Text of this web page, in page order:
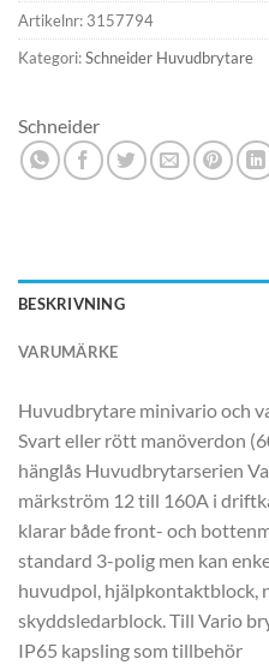
Artikelnr: 3157794
Kategori:Schneider Huvudbrytare
Schneider
BESKRIVNING
VARUMÄRKE
Huvudbrytare minivario och
Svart eller rött manöverdon
hänglås Huvudbrytarserien
märkström 12 till 160A i
klarar både front- och
standard 3-polig men kan
huvudpol, hjälpkontaktblock,
skyddsledarblock. Till Vario
IP65 kapsling som tillbehör